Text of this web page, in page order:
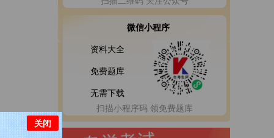
微信小程序
资料大全
免费题库
无需下载
扫描小程序码 领免费题库
关闭